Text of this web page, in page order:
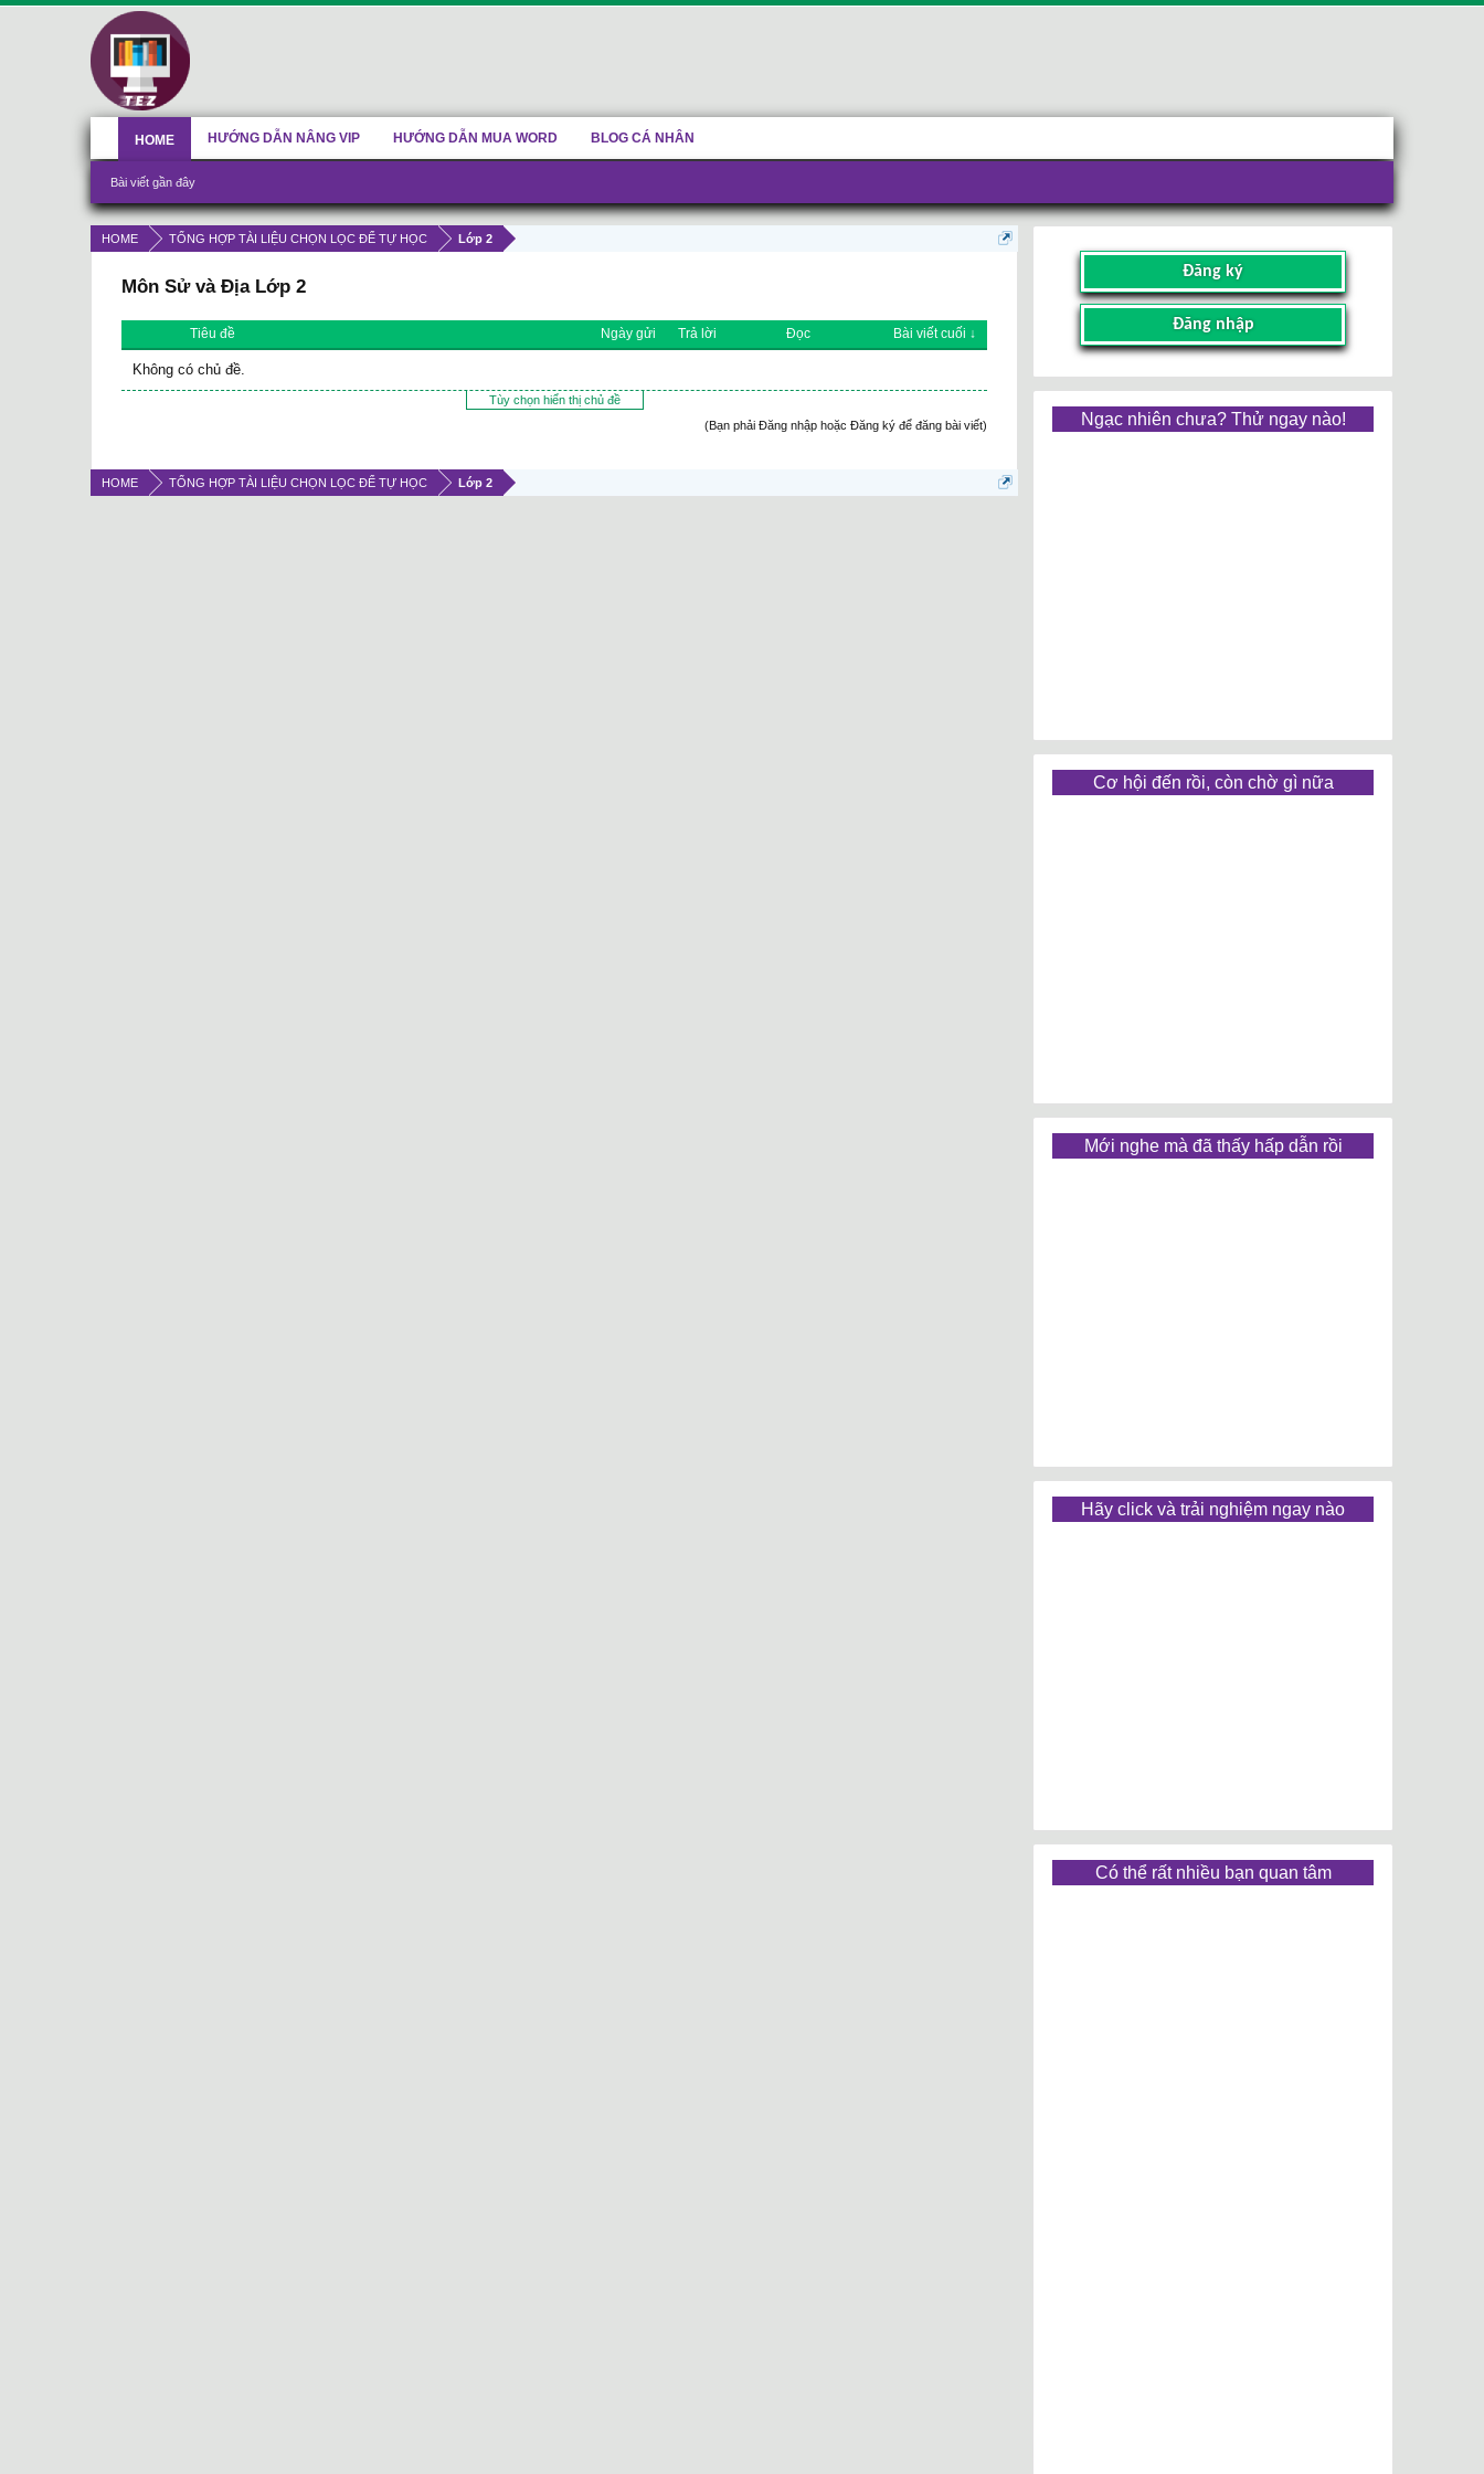
HOME TỔNG HỢP TÀI LIỆU CHỌN LỌC ĐỂ TỰ HỌC Lớp 2
Môn Sử và Địa Lớp 2
Tiêu đề Ngày gửi Trả lời Đọc Bài viết cuối ↓
Không có chủ đề.
Tùy chọn hiển thị chủ đề
(Bạn phải Đăng nhập hoặc Đăng ký để đăng bài viết)
HOME TỔNG HỢP TÀI LIỆU CHỌN LỌC ĐỂ TỰ HỌC Lớp 2
Đăng ký
Đăng nhập
Ngạc nhiên chưa? Thử ngay nào!
Cơ hội đến rồi, còn chờ gì nữa
Mới nghe mà đã thấy hấp dẫn rồi
Hãy click và trải nghiệm ngay nào
Có thể rất nhiều bạn quan tâm
HOME
Bài viết gần đây
HƯỚNG DẪN NÂNG VIP HƯỚNG DẪN MUA WORD BLOG CÁ NHÂN